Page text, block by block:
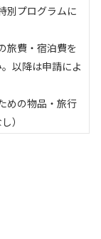
別プログラムに
旅費・宿泊費を
以降は申請によ
めの物品・旅行
）